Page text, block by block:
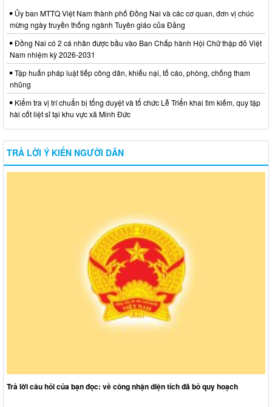
Ủy ban MTTQ Việt Nam thành phố Đồng Nai và các cơ quan, đơn vị chúc
mừng ngày truyền thống ngành Tuyên giáo của Đảng
Đồng Nai có 2 cá nhân được bầu vào Ban Chấp hành Hội Chữ thập đỏ Việt
Nam nhiệm kỳ 2026-2031
Tập huấn pháp luật tiếp công dân, khiếu nại, tố cáo, phòng, chống tham
nhũng
Kiểm tra vị trí chuẩn bị tổng duyệt và tổ chức Lễ Triển khai tìm kiếm, quy tập
hài cốt liệt sĩ tại khu vực xã Minh Đức
TRẢ LỜI Ý KIẾN NGƯỜI DÂN
Trả lời câu hỏi của bạn đọc: về công nhận diện tích đã bỏ quy hoạch